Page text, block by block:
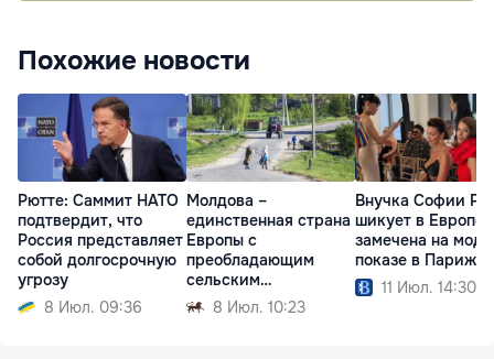
Похожие новости
Рютте: Саммит НАТО
подтвердит, что
Россия представляет
собой долгосрочную
угрозу
8 Июл. 09:36
Молдова –
единственная страна
Европы с
преобладающим
сельским
населением
8 Июл. 10:23
Внучка Софии
шикует в Европе:
замечена на
показе в Париже
11 Июл. 14:30